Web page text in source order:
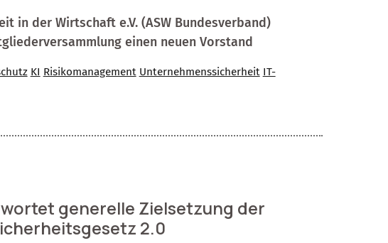
in der Wirtschaft e.V. (ASW Bundesverband)
einen neuen Vorstand
KI Risikomanagement Unternehmenssicherheit IT-
generelle Zielsetzung der
2.0